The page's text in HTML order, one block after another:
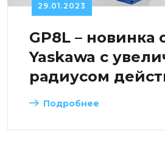
29.01.2023
GP8L – новинка
Yaskawa с
радиусом
Подробнее